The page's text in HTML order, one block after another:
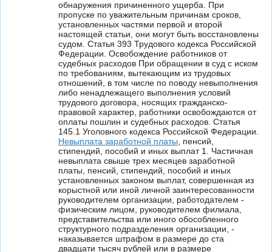
обнаружения причиненного ущерба. При
пропуске по уважительным причинам сроков,
установленных частями первой и второй
настоящей статьи, они могут быть восстановлены
судом. Статья 393 Трудового кодекса Российской
Федерации. Освобождение работников от
судебных расходов При обращении в суд с иском
по требованиям, вытекающим из трудовых
отношений, в том числе по поводу невыполнения
либо ненадлежащего выполнения условий
трудового договора, носящих гражданско-
правовой характер, работники освобождаются от
оплаты пошлин и судебных расходов. Статья
145.1 Уголовного кодекса Российской Федерации.
Невыплата заработной платы , пенсий,
стипендий, пособий и иных выплат 1. Частичная
невыплата свыше трех месяцев заработной
платы, пенсий, стипендий, пособий и иных
установленных законом выплат, совершенная из
корыстной или иной личной заинтересованности
руководителем организации, работодателем -
физическим лицом, руководителем филиала,
представительства или иного обособленного
структурного подразделения организации, -
наказывается штрафом в размере до ста
двадцати тысяч рублей или в размере